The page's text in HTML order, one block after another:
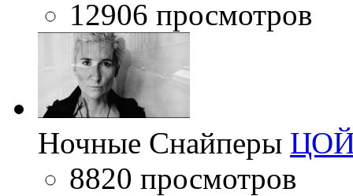
12906 просмотров
Ночные Снайперы
8820 просмотров